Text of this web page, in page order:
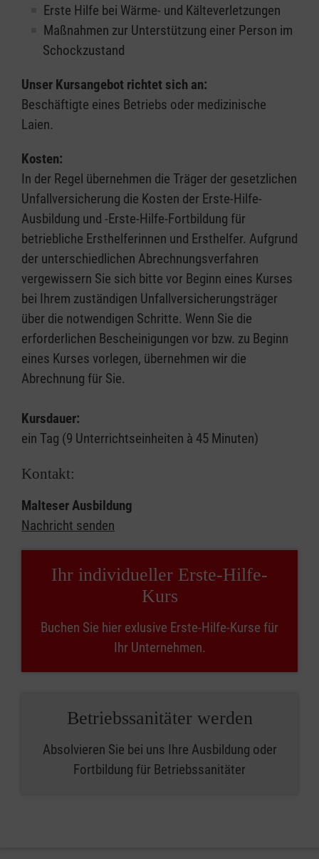
Erste Hilfe bei Wärme- und Kälteverletzungen
Maßnahmen zur Unterstützung einer Person im
Schockzustand
Unser Kursangebot richtet sich an:
Beschäftigte eines Betriebs oder medizinische
Laien.
Kosten:
In der Regel übernehmen die Träger der gesetzlichen
Unfallversicherung die Kosten der Erste-Hilfe-
Ausbildung und -Erste-Hilfe-Fortbildung für
betriebliche Ersthelferinnen und Ersthelfer. Aufgrund
der unterschiedlichen Abrechnungsverfahren
vergewissern Sie sich bitte vor Beginn eines Kurses
bei Ihrem zuständigen Unfallversicherungsträger
über die notwendigen Schritte. Wenn Sie die
erforderlichen Bescheinigungen vor bzw. zu Beginn
eines Kurses vorlegen, übernehmen wir die
Abrechnung für Sie.
Kursdauer:
ein Tag (9 Unterrichtseinheiten à 45 Minuten)
Kontakt:
Malteser Ausbildung
Nachricht senden
Ihr individueller Erste-Hilfe-
Kurs
Buchen Sie hier exlusive Erste-Hilfe-Kurse für
Ihr Unternehmen.
Betriebssanitäter werden
Absolvieren Sie bei uns Ihre Ausbildung oder
Fortbildung für Betriebssanitäter